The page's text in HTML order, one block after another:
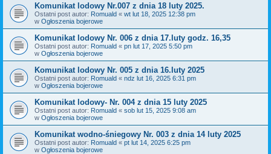
Komunikat lodowy Nr.007 z dnia 18 luty 2025.
Ostatni post autor: Romuald « wt lut 18, 2025 12:38 pm
w Ogłoszenia bojerowe
Komunikat lodowy Nr. 006 z dnia 17.luty godz. 16,35
Ostatni post autor: Romuald « pn lut 17, 2025 5:50 pm
w Ogłoszenia bojerowe
Komunikat lodowy Nr. 005 z dnia 16.luty 2025
Ostatni post autor: Romuald « ndz lut 16, 2025 6:31 pm
w Ogłoszenia bojerowe
Komunikat lodowy- Nr. 004 z dnia 15 luty 2025
Ostatni post autor: Romuald « sob lut 15, 2025 9:08 am
w Ogłoszenia bojerowe
Komunikat wodno-śniegowy Nr. 003 z dnia 14 luty 2025
Ostatni post autor: Romuald « pt lut 14, 2025 6:25 pm
w Ogłoszenia bojerowe